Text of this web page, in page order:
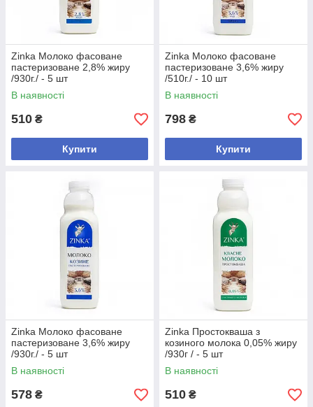
Zinka Молоко фасоване
пастеризоване 2,8% жиру
/930г./ - 5 шт
В наявності
510 ₴
Купити
Zinka Молоко фасоване
пастеризоване 3,6% жиру
/510г./ - 10 шт
В наявності
798 ₴
Купити
Zinka Молоко фасоване
пастеризоване 3,6% жиру
/930г./ - 5 шт
В наявності
578 ₴
Zinka Простокваша з
козиного молока 0,05% жиру
/930г / - 5 шт
В наявності
510 ₴